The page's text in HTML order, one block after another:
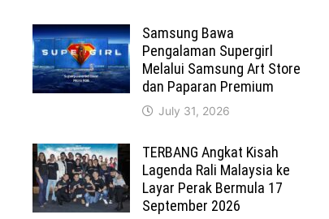
Samsung Bawa
Pengalaman Supergirl
Melalui Samsung Art Store
dan Paparan Premium
July 31, 2026
TERBANG Angkat Kisah
Lagenda Rali Malaysia ke
Layar Perak Bermula 17
September 2026